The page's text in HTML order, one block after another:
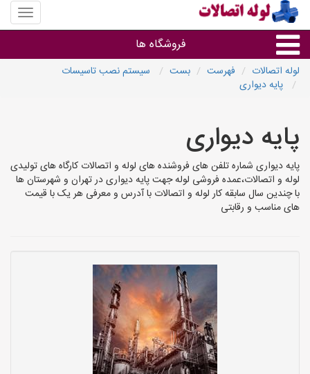
منوی
سایت
فروشگاه ها
فروشگاه های لوله و اتصالات
لوله اتصالات فهرست بست
سیستم نصب تاسیسات
پایه دیواری
پایه دیواری
پایه دیواری شماره تلفن های فروشنده های لوله و اتصالات کارگاه های تولیدی
لوله و اتصالات،عمده فروشی لوله جهت پایه دیواری در تهران و شهرستان ها
با چندین سال سابقه کار لوله و اتصالات با آدرس و معرفی هر یک با قیمت
های مناسب و رقابتی